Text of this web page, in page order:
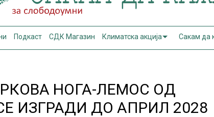
Подкаст СДК Магазин Климатска акција Сакам да
НОГА-ЛЕМОС ОД
ИЗГРАДИ ДО АПРИЛ 2028